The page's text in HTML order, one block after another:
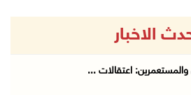
الاخبار
والمستعمرين: اعتقالات ...